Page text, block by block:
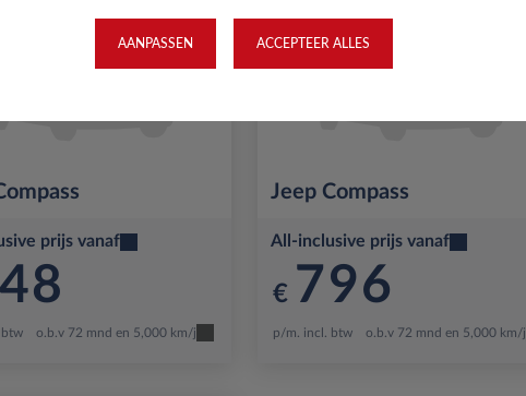
prijs vanaf
o.b.v 72 mnd en 5,000 km/j
Jeep Compass
All-inclusive prijs vanaf
€ 796
p/m. incl. btw o.b.v 72 mnd en 5,000 km/j
AANPASSEN ACCEPTEER ALLES